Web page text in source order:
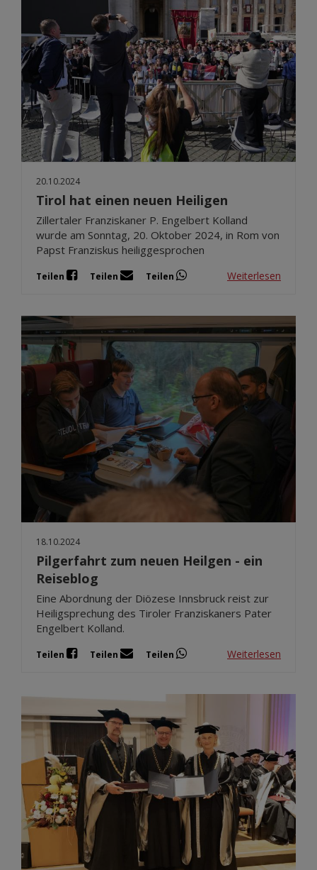
20.10.2024
Tirol hat einen neuen Heiligen
Zillertaler Franziskaner P. Engelbert Kolland
wurde am Sonntag, 20. Oktober 2024, in Rom von
Papst Franziskus heiliggesprochen
Teilen Teilen Teilen Weiterlesen
18.10.2024
Pilgerfahrt zum neuen Heilgen - ein
Reiseblog
Eine Abordnung der Diözese Innsbruck reist zur
Heiligsprechung des Tiroler Franziskaners Pater
Engelbert Kolland.
Teilen Teilen Teilen Weiterlesen